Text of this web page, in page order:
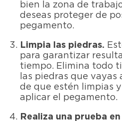
bien la zona de
deseas proteger de
pegamento.
Limpia las piedras.
para garantizar
tiempo. Elimina todo
las piedras que
de que estén limpias
aplicar el pegamento.
Realiza una prueba